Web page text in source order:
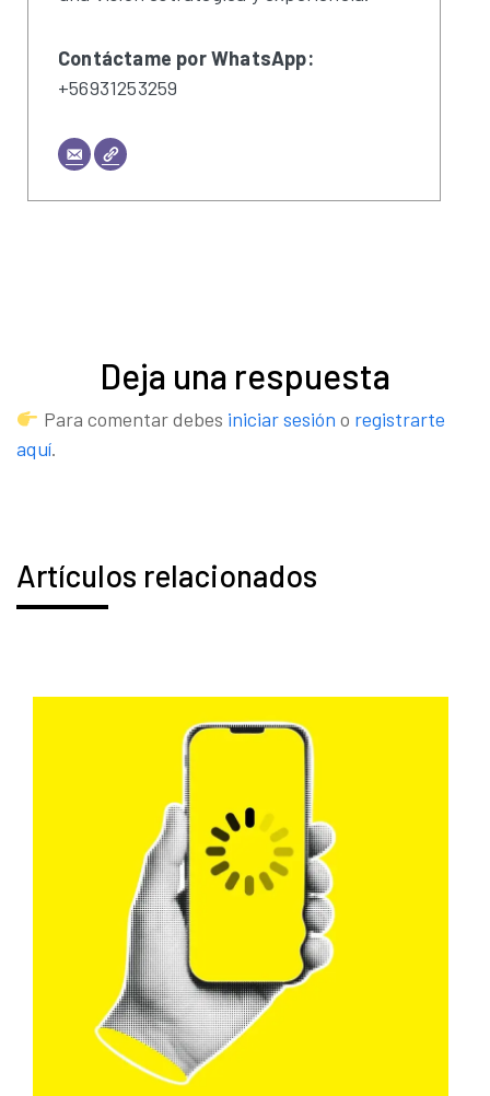
Contáctame por WhatsApp:
+56931253259
Deja una respuesta
Para comentar debes iniciar sesión o registrarte
aquí.
Artículos relacionados